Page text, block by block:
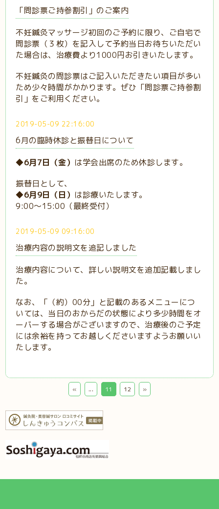
「問診票ご持参割引」のご案内
不妊鍼灸マッサージ初回のご予約に限り、ご自宅で
問診票（３枚）を記入して予約当日お待ちいただい
た場合は、治療費より1000円お引きいたします。
不妊鍼灸の問診票はご記入いただきたい項目が多い
ため少々時間がかかります。ぜひ「問診票ご持参割
引」をご利用ください。
2019-05-09 22:16:00
6月の臨時休診と振替日について
◆6月7日（金） は学会出席のため休診します。
振替日として、
◆6月9日（日） は診療いたします。
9:00〜15:00（最終受付）
2019-05-09 09:16:00
治療内容の説明文を追記しました
治療内容について、詳しい説明文を追加記載しまし
た。
なお、「（約）00分」と記載のあるメニューにつ
いては、当日のおからだの状態により多少時間をオ
ーバーする場合がございますので、治療後のご予定
には余裕を持ってお越しくださいますようお願いい
たします。
« ... 11 12 »